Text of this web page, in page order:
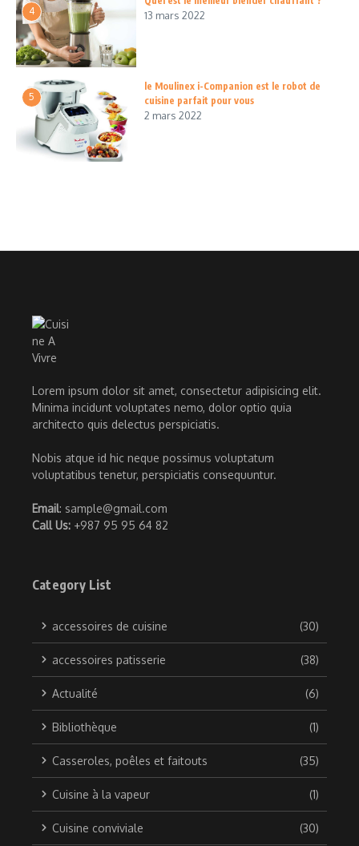
4 13 mars 2022
5
le Moulinex i-Companion est le robot de
cuisine parfait pour vous
2 mars 2022
Lorem ipsum dolor sit amet, consectetur adipisicing elit.
Minima incidunt voluptates nemo, dolor optio quia
architecto quis delectus perspiciatis.
Nobis atque id hic neque possimus voluptatum
voluptatibus tenetur, perspiciatis consequuntur.
Email: sample@gmail.com
Call Us: +987 95 95 64 82
Category List
accessoires de cuisine (30)
accessoires patisserie (38)
Actualité (6)
Bibliothèque (1)
Casseroles, poêles et faitouts (35)
Cuisine à la vapeur (1)
Cuisine conviviale (30)